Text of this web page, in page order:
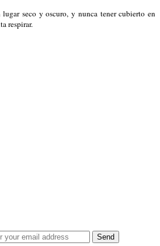
lugar seco y oscuro, y nunca tener cubierto en
respirar.
Send